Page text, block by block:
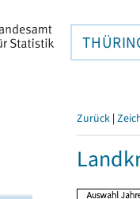
Zurück |